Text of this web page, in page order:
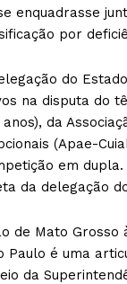
enquadrasse
por
do
na disputa do
da
(Apae-
em dupla.
da delegação
de Mato Grosso
Paulo é uma
da